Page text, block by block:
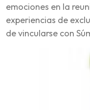
emociones en la
experiencias de
de vincularse con